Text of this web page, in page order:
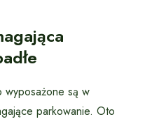
wyposażone są w
parkowanie. Oto